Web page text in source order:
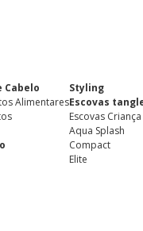
Cabelo
Alimentares
Styling
Escovas
Escovas Criança
Aqua Splash
Compact
Elite